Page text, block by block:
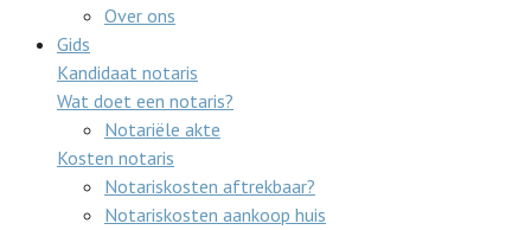
Over ons
Gids
Kandidaat notaris
Wat doet een notaris?
Notariële akte
Kosten notaris
Notariskosten aftrekbaar?
Notariskosten aankoop huis